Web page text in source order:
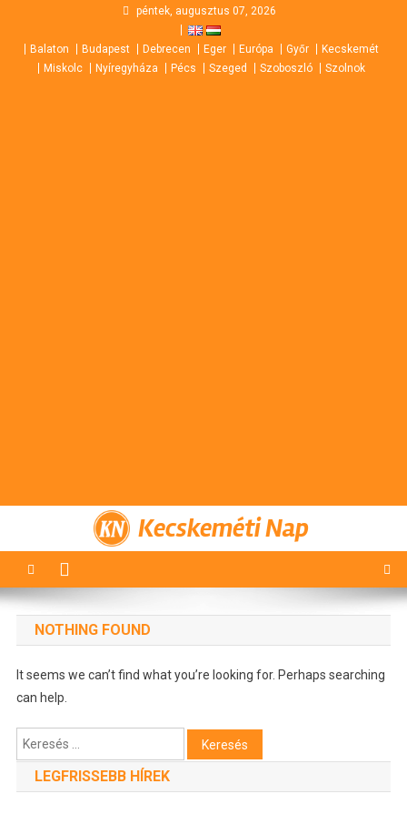
content
péntek, augusztus 07, 2026
Balaton Budapest Debrecen Eger Európa Győr
Kecskemét
Miskolc
Nyíregyháza Pécs Szeged Szoboszló Szolnok
Kecskeméti Nap
NOTHING FOUND
It seems we can’t find what you’re looking for. Perhaps searching
can help.
Keresés:
LEGFRISSEBB HÍREK